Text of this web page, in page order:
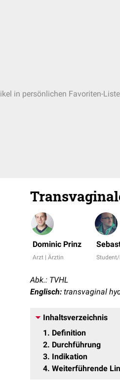
in persönlichen Favoriten-
Dominic Prinz
Arzt | Ärztin
Abk.: TVHL
Englisch: transvaginal
Inhaltsverzeichnis
1
Definition
2 Durchführung
3 Indikation
4 Weiterführende